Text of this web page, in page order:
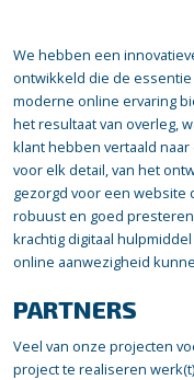
We hebben een
ontwikkeld die de
moderne online ervaring
het resultaat van overleg,
klant hebben vertaald
voor elk detail, van het
gezorgd voor een website
robuust en goed
krachtig digitaal
online aanwezigheid
PARTNERS
Veel van onze projecten
project te realiseren